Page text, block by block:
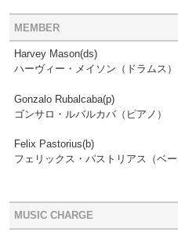
MEMBER
Harvey Mason(ds)
ハーヴィー・メイソン（ドラムス）
Gonzalo Rubalcaba(p)
ゴンサロ・ルバルカバ（ピアノ）
Felix Pastorius(b)
フェリックス・パストリアス（ベー
MUSIC CHARGE